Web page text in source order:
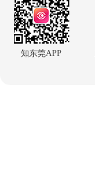
知东莞APP